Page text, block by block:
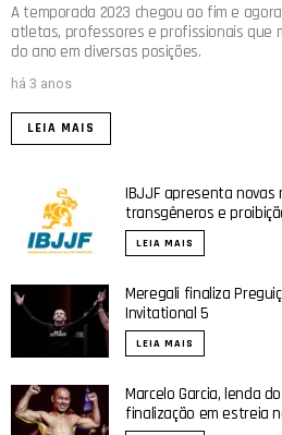
A temporada 2023 chegou ao fim e
atletas, professores e profissionais que
do ano em diversas posições.
há 3 anos
LEIA MAIS
IBJJF apresenta novas
transgêneros e
LEIA MAIS
Meregali finaliza
Invitational 5
LEIA MAIS
Marcelo Garcia, lenda
finalização em estreia